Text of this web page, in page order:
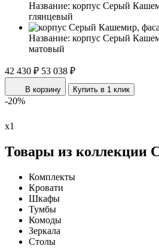
Название: корпус Серый
глянцевый
Название: корпус Серый
матовый
42 430 ₽ 53 038 ₽
В корзину Купить в 1 клик
-20%
х1
Товары из коллекции
Комплекты
Кровати
Шкафы
Тумбы
Комоды
Зеркала
Столы